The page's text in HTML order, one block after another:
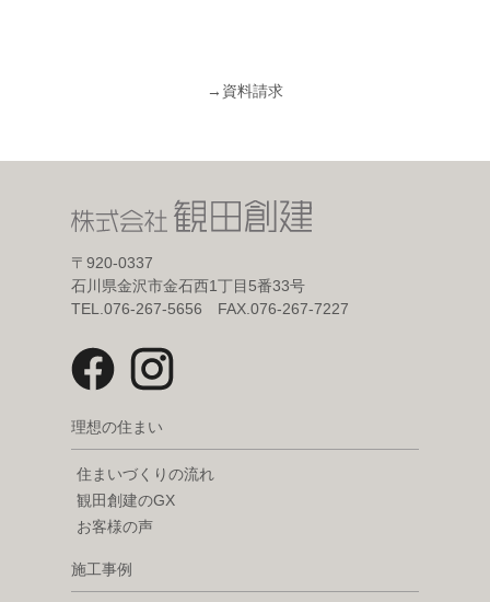
→ 資料請求
〒920-0337
石川県金沢市金石西1丁目5番33号
TEL.076-267-5656 FAX.076-267-7227
理想の住まい
住まいづくりの流れ
観田創建のGX
お客様の声
施工事例